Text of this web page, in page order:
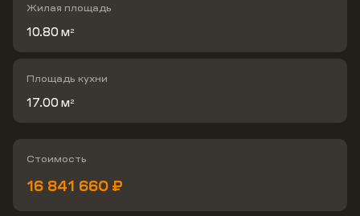
Жилая площадь
10.80 м 2
Площадь кухни
17.00 м 2
Стоимость
16 841 660 ₽